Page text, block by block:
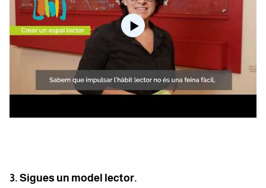
3. Sigues un model lector.